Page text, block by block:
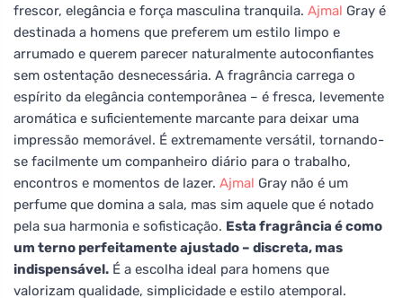
frescor, elegância e força masculina tranquila. Ajmal Gray é
destinada a homens que preferem um estilo limpo e
arrumado e querem parecer naturalmente autoconfiantes
sem ostentação desnecessária. A fragrância carrega o
espírito da elegância contemporânea – é fresca, levemente
aromática e suficientemente marcante para deixar uma
impressão memorável. É extremamente versátil, tornando-
se facilmente um companheiro diário para o trabalho,
encontros e momentos de lazer. Ajmal Gray não é um
perfume que domina a sala, mas sim aquele que é notado
pela sua harmonia e sofisticação. Esta fragrância é como
um terno perfeitamente ajustado – discreta, mas
indispensável. É a escolha ideal para homens que
valorizam qualidade, simplicidade e estilo atemporal.